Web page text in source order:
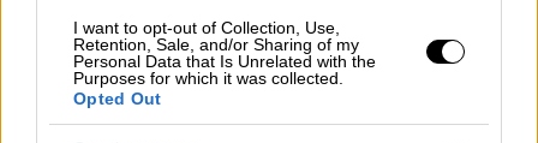
I want to opt-out of Collection, Use,
Retention, Sale, and/or Sharing of my
Personal Data that Is Unrelated with the
Purposes for which it was collected.
Opted Out
ΔΙΑΒΑΣΤΕ ΕΠΙΣΗΣ
Ελλάδα|21.07.2025 20:22
Δολοφονία καθηγητή στην Αγία